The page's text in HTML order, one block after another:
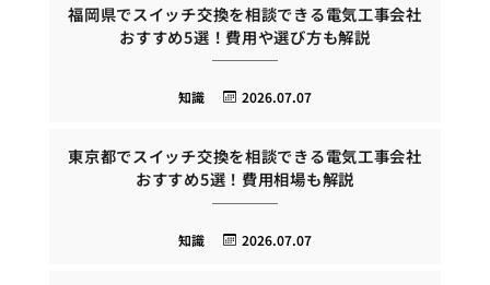
福岡県でスイッチ交換を相談できる電気工事会社
おすすめ5選！費用や選び方も解説
2026.07.07
知識
東京都でスイッチ交換を相談できる電気工事会社
おすすめ5選！費用相場も解説
2026.07.07
知識